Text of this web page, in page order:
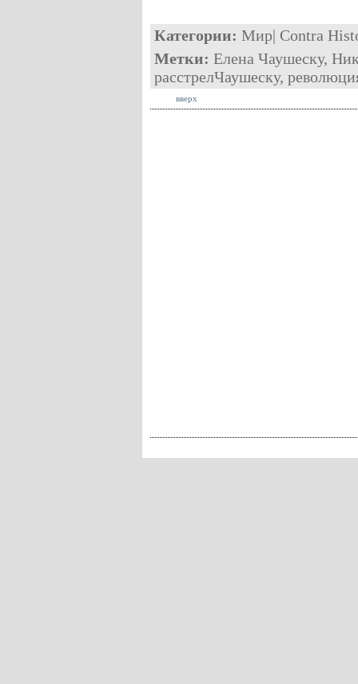
Категории: Мир| Contra
Метки: Елена Чаушеску,
расстрелЧаушеску,
вверх